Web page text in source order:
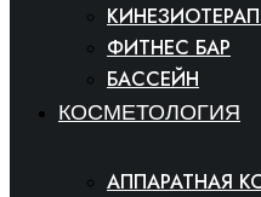
ФИТНЕС БАР
БАССЕЙН
КОСМЕТОЛОГИЯ
АППАРАТНАЯ